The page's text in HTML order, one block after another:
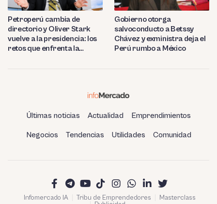
Petroperú cambia de
directorio y Oliver Stark
vuelve a la presidencia: los
retos que enfrenta la
Gobierno otorga
salvoconducto a Betssy
Chávez y exministra deja el
Perú rumbo a México
Últimas noticias Actualidad Emprendimientos
Negocios Tendencias Utilidades Comunidad
Infomercado IA Tribu de Emprendedores
Masterclass